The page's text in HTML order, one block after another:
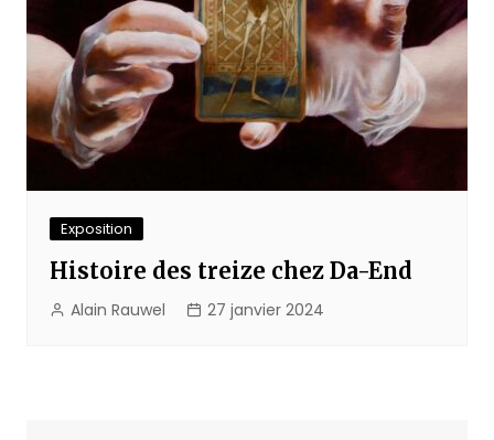
Exposition
Histoire des treize chez Da-End
Alain Rauwel 27 janvier 2024